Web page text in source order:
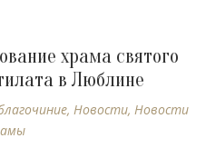
храма святого
в Люблине
,Новости,Новости